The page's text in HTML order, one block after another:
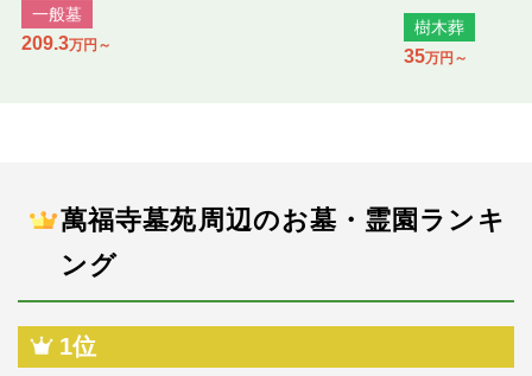
一般墓
209.3万円～
樹木葬
35万円～
萬福寺墓苑周辺のお墓・霊園ランキ
ング
1位